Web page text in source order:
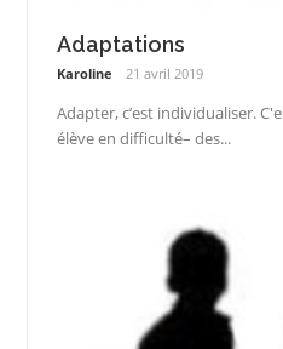
Adaptations
Karoline 21 avril 2019
Adapter, c’est individualiser.
élève en difficulté– des...